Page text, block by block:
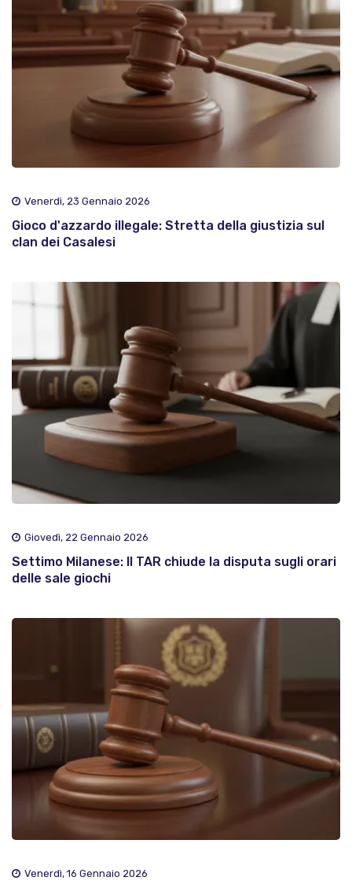
Venerdì, 23 Gennaio 2026
Gioco d'azzardo illegale: Stretta della giustizia sul
clan dei Casalesi
Giovedì, 22 Gennaio 2026
Settimo Milanese: Il TAR chiude la disputa sugli orari
delle sale giochi
Venerdì, 16 Gennaio 2026